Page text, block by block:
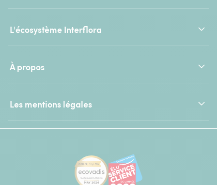
L'écosystème Interflora
À propos
Les mentions légales